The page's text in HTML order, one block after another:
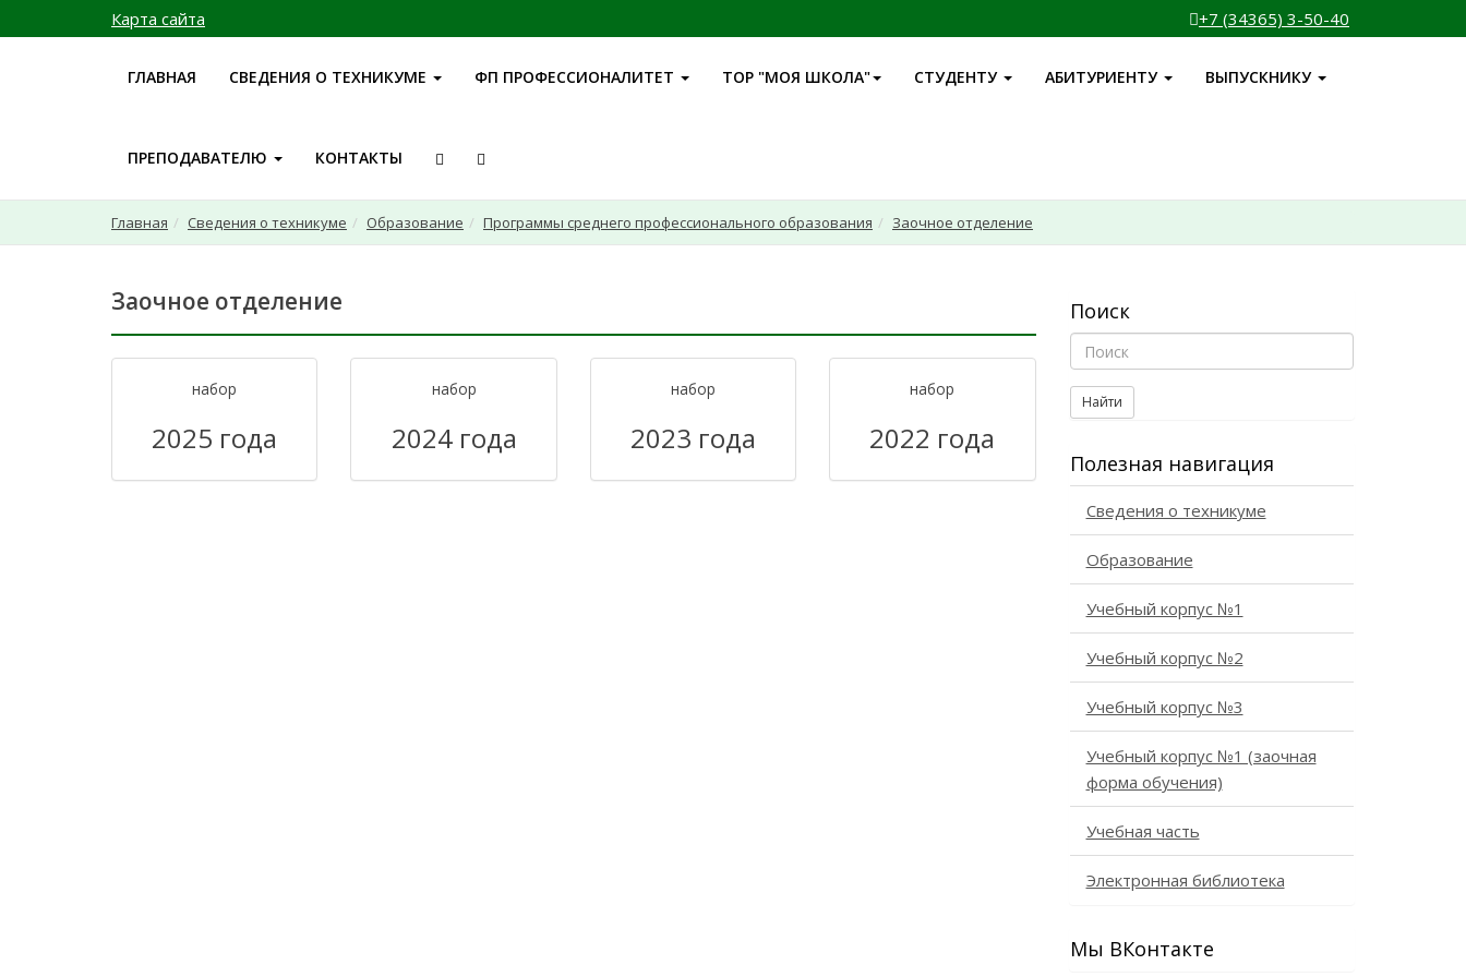
Карта сайта +7 (34365) 3-50-40
ГЛАВНАЯ СВЕДЕНИЯ О ТЕХНИКУМЕ ФП ПРОФЕССИОНАЛИТЕТ ТОР "МОЯ ШКОЛА" СТУДЕНТУ АБИТУРИЕНТУ ВЫПУСКНИКУ
ПРЕПОДАВАТЕЛЮ КОНТАКТЫ
Главная Сведения о техникуме Образование Программы среднего профессионального образования Заочное отделение
Заочное отделение
набор
2025 года
набор
2024 года
набор
2023 года
набор
2022 года
Поиск
Найти
Полезная навигация
Сведения о техникуме
Образование
Учебный корпус №1
Учебный корпус №2
Учебный корпус №3
Учебный корпус №1 (заочная
форма обучения)
Учебная часть
Электронная библиотека
Мы ВКонтакте